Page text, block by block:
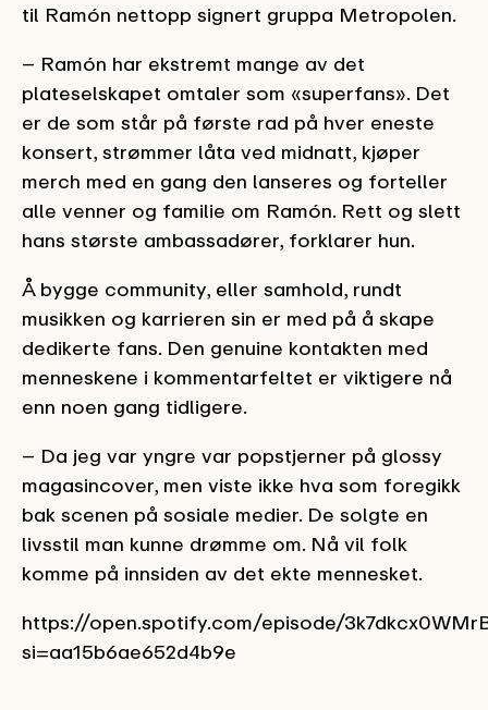
til Ramón nettopp signert gruppa Metropolen.
– Ramón har ekstremt mange av det
plateselskapet omtaler som «superfans». Det
er de som står på første rad på hver eneste
konsert, strømmer låta ved midnatt, kjøper
merch med en gang den lanseres og forteller
alle venner og familie om Ramón. Rett og slett
hans største ambassadører, forklarer hun.
Å bygge community, eller samhold, rundt
musikken og karrieren sin er med på å skape
dedikerte fans. Den genuine kontakten med
menneskene i kommentarfeltet er viktigere nå
enn noen gang tidligere.
– Da jeg var yngre var popstjerner på glossy
magasincover, men viste ikke hva som foregikk
bak scenen på sosiale medier. De solgte en
livsstil man kunne drømme om. Nå vil folk
komme på innsiden av det ekte mennesket.
https://open.spotify.com/episode/
si=aa15b6ae652d4b9e